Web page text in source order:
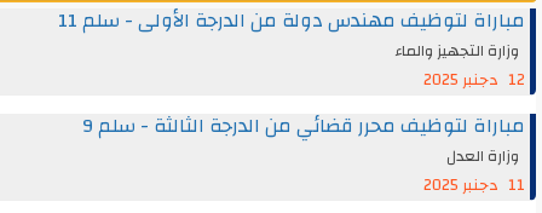
مباراة لتوظيف مهندس دولة من الدرجة الأولى - سلم 11
وزارة التجهيز والماء
12 دجنبر 2025
مباراة لتوظيف محرر قضائي من الدرجة الثالثة - سلم 9
وزارة العدل
11 دجنبر 2025